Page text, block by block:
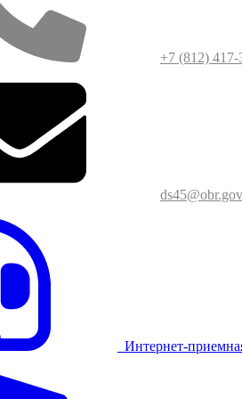
+7 (812) 417-
Интернет-